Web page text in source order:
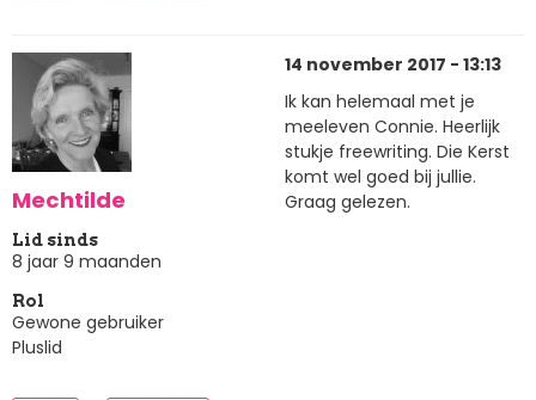
Mechtilde
Lid sinds
8 jaar 9 maanden
Rol
Gewone gebruiker
Pluslid
14 november 2017 - 13:13
Ik kan helemaal met je
meeleven Connie. Heerlijk
stukje freewriting. Die Kerst
komt wel goed bij jullie.
Graag gelezen.